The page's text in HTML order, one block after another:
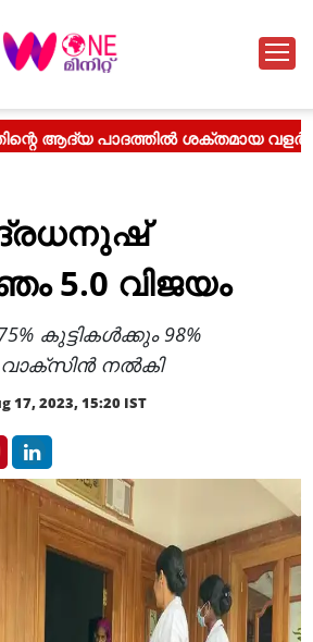
5.0 വിജയം
കുട്ടികള്‍ക്കും 98%
വാക്‌സിന്‍ നല്‍കി
17, 2023, 15:20 IST